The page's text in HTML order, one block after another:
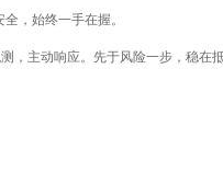
，始终一手在握。
，主动响应。先于风险一步，稳在